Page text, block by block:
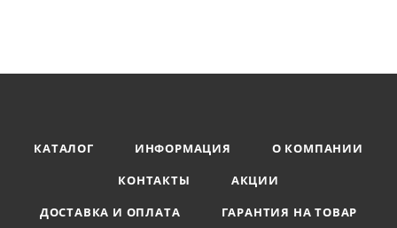
КАТАЛОГ ИНФОРМАЦИЯ
О КОМПАНИИ
КОНТАКТЫ
АКЦИИ
ДОСТАВКА И ОПЛАТА
ГАРАНТИЯ НА ТОВАР